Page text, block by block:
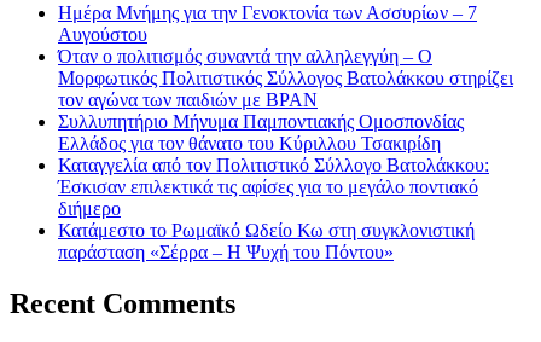
Ημέρα Μνήμης για την Γενοκτονία των Ασσυρίων – 7
Αυγούστου
Όταν ο πολιτισμός συναντά την αλληλεγγύη – Ο
Μορφωτικός Πολιτιστικός Σύλλογος Βατολάκκου στηρίζει
τον αγώνα των παιδιών με BPAN
Συλλυπητήριο Μήνυμα Παμποντιακής Ομοσπονδίας
Ελλάδος για τον θάνατο του Κύριλλου Τσακιρίδη
Καταγγελία από τον Πολιτιστικό Σύλλογο Βατολάκκου:
Έσκισαν επιλεκτικά τις αφίσες για το μεγάλο ποντιακό
διήμερο
Κατάμεστο το Ρωμαϊκό Ωδείο Κω στη συγκλονιστική
παράσταση «Σέρρα – Η Ψυχή του Πόντου»
Recent Comments